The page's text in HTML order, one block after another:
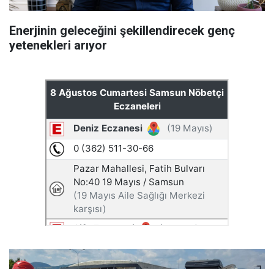
Enerjinin geleceğini şekillendirecek genç
yetenekleri arıyor